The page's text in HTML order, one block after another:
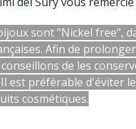
sont "Nickel free",
Afin de
de les
est préférable d'éviter
cosmétiques.